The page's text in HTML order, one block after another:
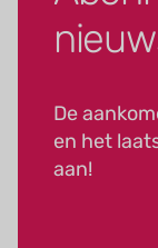
De
en het
aan!